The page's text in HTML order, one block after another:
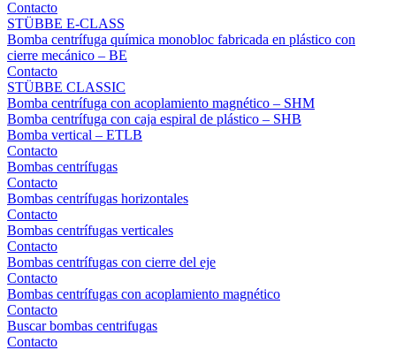
Contacto
STÜBBE E-CLASS
Bomba centrífuga química monobloc fabricada en plástico con
cierre mecánico – BE
Contacto
STÜBBE CLASSIC
Bomba centrífuga con acoplamiento magnético – SHM
Bomba centrífuga con caja espiral de plástico – SHB
Bomba vertical – ETLB
Contacto
Bombas centrífugas
Contacto
Bombas centrífugas horizontales
Contacto
Bombas centrífugas verticales
Contacto
Bombas centrífugas con cierre del eje
Contacto
Bombas centrífugas con acoplamiento magnético
Contacto
Buscar bombas centrifugas
Contacto